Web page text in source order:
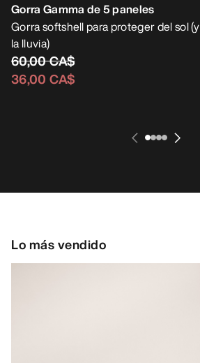
Gorra Gamma de 5 paneles
Gorra softshell para proteger del sol (y
la lluvia)
60,00 CA$
36,00 CA$
Lo más vendido